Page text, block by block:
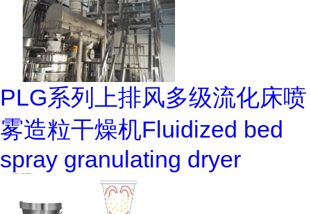
PLG系列上排风多级流化床喷
雾造粒干燥机Fluidized bed
spray granulating dryer